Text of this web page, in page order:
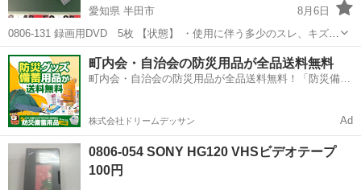
愛知県 半田市
8月6日
0806-131 録画用DVD 5枚 【状態】 ・使用に伴う多少のスレ、キズ、
落としきれない汚れなどございます ・詳細は現地でご確認ください ・
お値引きは出来かねますのでご了承願います ※中古品のため、状態...
愛知 半田市 映像プレーヤー、レコーダー 現地
町内会・自治会の防災用品が全品送料無料
町内会・自治会の防災用品が全品送料無料！「防災備蓄
株式会社ドリームデッサン Ad
0806-054 SONY HG120 VHSビデオテープ
100円